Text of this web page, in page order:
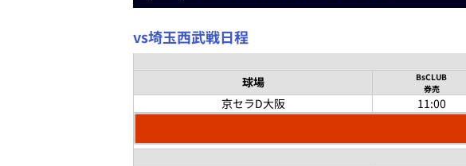
vs埼玉西武戦日程
球場
BsCLUB
券売
京セラD大阪
11:00